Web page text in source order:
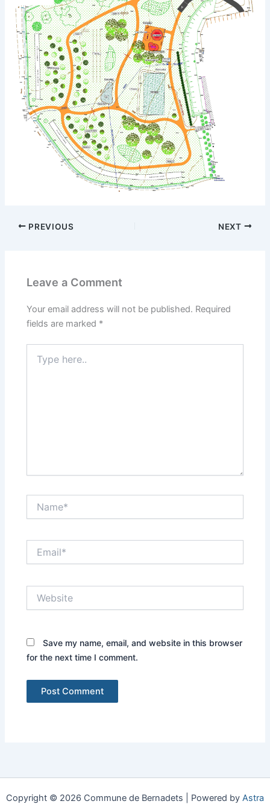
PREVIOUS NEXT
Leave a Comment
Your email address will not be published. Required
fields are marked *
here..
Save my name, email, and website in this browser
for the next time I comment.
Copyright © 2026 Commune de Bernadets | Powered by Astra